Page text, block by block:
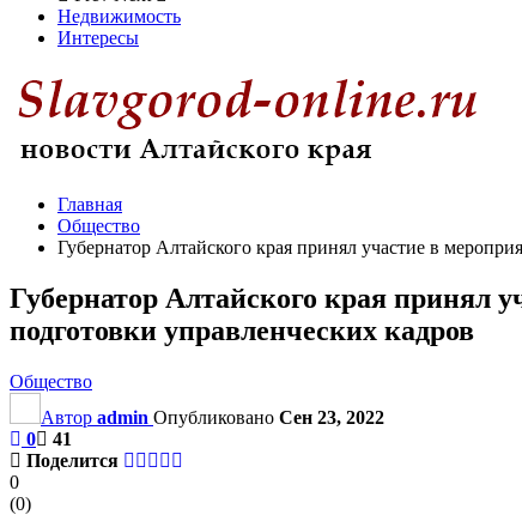
Недвижимость
Интересы
Главная
Общество
Губернатор Алтайского края принял участие в
Губернатор Алтайского края принял
подготовки управленческих кадров
Общество
Автор admin Опубликовано Сен 23, 2022
0
41
Поделится
0
(0)